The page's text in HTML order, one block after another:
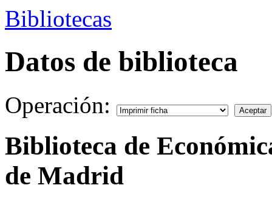
Bibliotecas
Datos de biblioteca
Operación:
Biblioteca de
de Madrid